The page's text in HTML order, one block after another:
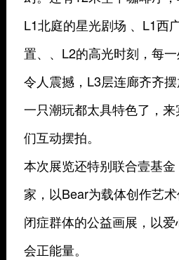
L1北庭的星光剧场 、L1西
置、、L2的高光时刻，每
令人震撼，L3层连廊齐齐
一只潮玩都太具特色了，
们互动摆拍。
本次展览还特别联合壹基
家，以Bear为载体创作艺
闭症群体的公益画展，以
会正能量。